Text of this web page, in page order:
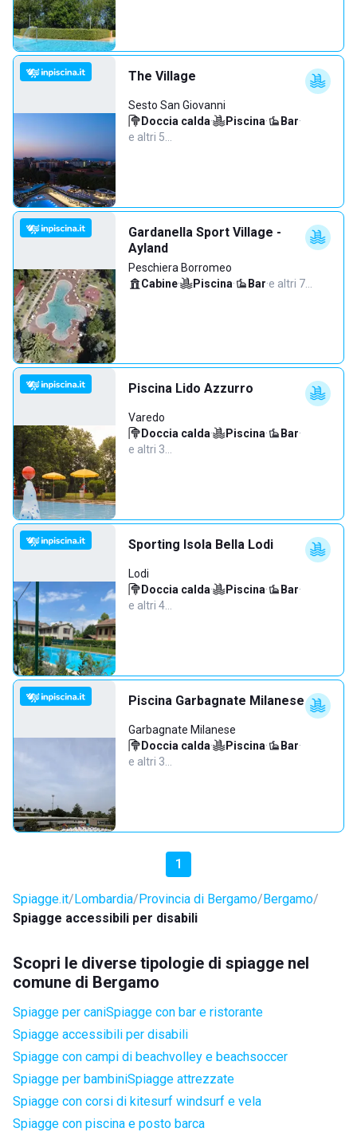
The Village
Sesto San Giovanni
Doccia calda· Piscina· Bar·
e altri 5…
Gardanella Sport Village -
Ayland
Peschiera Borromeo
Cabine· Piscina· Bar·e altri 7…
Piscina Lido Azzurro
Varedo
Doccia calda· Piscina· Bar·
e altri 3…
Sporting Isola Bella Lodi
Lodi
Doccia calda· Piscina· Bar·
e altri 4…
Piscina Garbagnate Milanese
Garbagnate Milanese
Doccia calda· Piscina· Bar·
e altri 3…
1
Spiagge.it Lombardia Provincia di Bergamo Bergamo
Spiagge accessibili per disabili
Scopri le diverse tipologie di spiagge nel
comune di Bergamo
Spiagge per caniSpiagge con bar e ristorante
Spiagge accessibili per disabili
Spiagge con campi di beachvolley e beachsoccer
Spiagge per bambiniSpiagge attrezzate
Spiagge con corsi di kitesurf windsurf e vela
Spiagge con piscina e posto barca